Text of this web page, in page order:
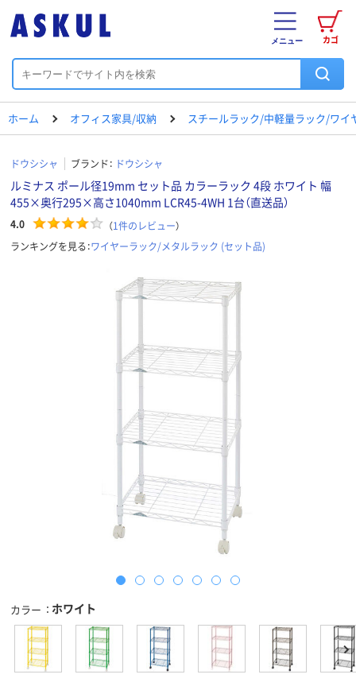
カゴ
メニュー
ホーム オフィス家具/収納 スチールラック/中軽量ラック/ワイ
ドウシシャ ブランド： ドウシシャ
ルミナス ポール径19mm セット品 カラーラック 4段 ホワイト 幅
455×奥行295×高さ1040mm LCR45-4WH 1台（直送品）
4.0 （1件のレビュー）
ランキングを見る：ワイヤーラック/メタルラック (セット品)
カラー ホワイト